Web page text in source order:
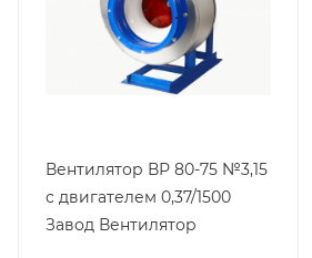
Вентилятор ВР 80-75 №3,15
с двигателем 0,37/1500
Завод Вентилятор